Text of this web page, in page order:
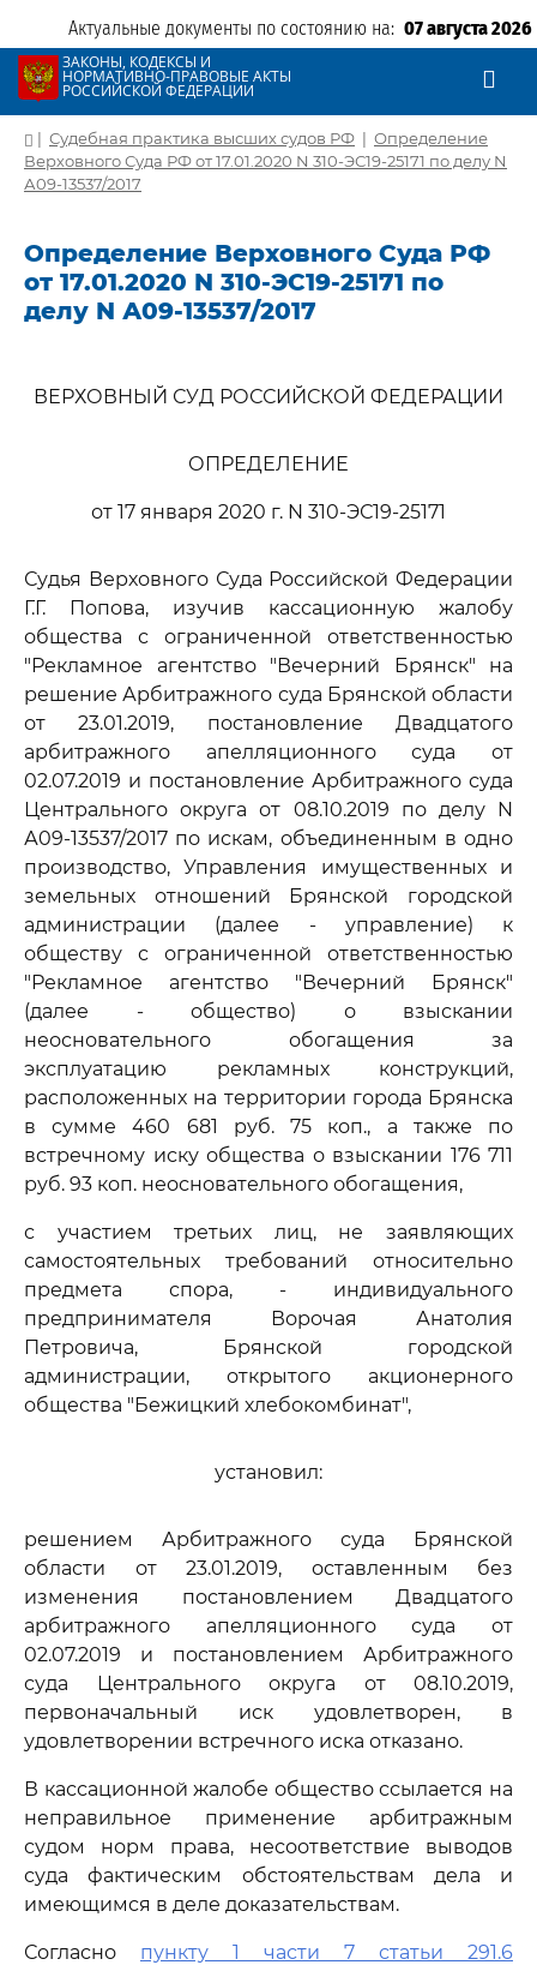
Актуальные документы по состоянию на: 07 августа 2026
ЗАКОНЫ, КОДЕКСЫ И
НОРМАТИВНО-ПРАВОВЫЕ АКТЫ
РОССИЙСКОЙ ФЕДЕРАЦИИ
| Судебная практика высших судов РФ | Определение
Верховного Суда РФ от 17.01.2020 N 310-ЭС19-25171 по делу N
А09-13537/2017
Определение Верховного Суда РФ
от 17.01.2020 N 310-ЭС19-25171 по
делу N А09-13537/2017
ВЕРХОВНЫЙ СУД РОССИЙСКОЙ ФЕДЕРАЦИИ
ОПРЕДЕЛЕНИЕ
от 17 января 2020 г. N 310-ЭС19-25171
Судья Верховного Суда Российской Федерации
Г.Г. Попова, изучив кассационную жалобу
общества с ограниченной ответственностью
"Рекламное агентство "Вечерний Брянск" на
решение Арбитражного суда Брянской области
от 23.01.2019, постановление Двадцатого
арбитражного апелляционного суда от
02.07.2019 и постановление Арбитражного суда
Центрального округа от 08.10.2019 по делу N
А09-13537/2017 по искам, объединенным в одно
производство, Управления имущественных и
земельных отношений Брянской городской
администрации (далее - управление) к
обществу с ограниченной ответственностью
"Рекламное агентство "Вечерний Брянск"
(далее - общество) о взыскании
неосновательного обогащения за
эксплуатацию рекламных конструкций,
расположенных на территории города Брянска
в сумме 460 681 руб. 75 коп., а также по
встречному иску общества о взыскании 176 711
руб. 93 коп. неосновательного обогащения,
с участием третьих лиц, не заявляющих
самостоятельных требований относительно
предмета спора, - индивидуального
предпринимателя Ворочая Анатолия
Петровича, Брянской городской
администрации, открытого акционерного
общества "Бежицкий хлебокомбинат",
установил:
решением Арбитражного суда Брянской
области от 23.01.2019, оставленным без
изменения постановлением Двадцатого
арбитражного апелляционного суда от
02.07.2019 и постановлением Арбитражного
суда Центрального округа от 08.10.2019,
первоначальный иск удовлетворен, в
удовлетворении встречного иска отказано.
В кассационной жалобе общество ссылается на
неправильное применение арбитражным
судом норм права, несоответствие выводов
суда фактическим обстоятельствам дела и
имеющимся в деле доказательствам.
Согласно пункту 1 части 7 статьи 291.6